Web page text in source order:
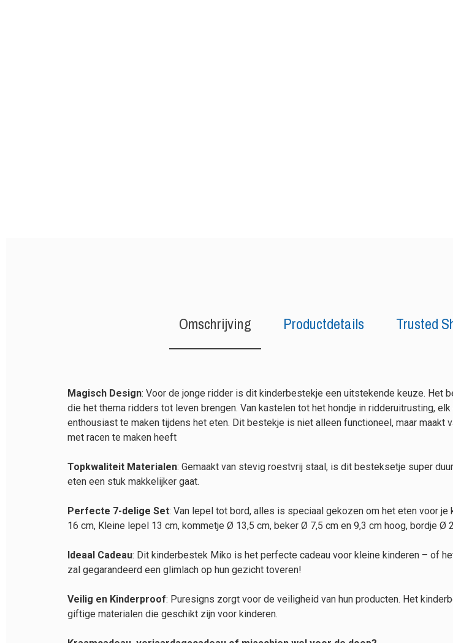
Omschrijving Productdetails Trusted
Magisch Design: Voor de jonge ridder is dit kinderbestekje een uitstekende keuze.
die het thema ridders tot leven brengen. Van kastelen tot het hondje in ridderuitrusting,
enthousiast te maken tijdens het eten. Dit bestekje is niet alleen functioneel, maar
met racen te maken heeft
Topkwaliteit Materialen: Gemaakt van stevig roestvrij staal, is dit besteksetje super
eten een stuk makkelijker gaat.
Perfecte 7-delige Set: Van lepel tot bord, alles is speciaal gekozen om het eten voor
16 cm, Kleine lepel 13 cm, kommetje Ø 13,5 cm, beker Ø 7,5 cm en 9,3 cm hoog, bordje Ø
Ideaal Cadeau: Dit kinderbestek Miko is het perfecte cadeau voor kleine kinderen – of
zal gegarandeerd een glimlach op hun gezicht toveren!
Veilig en Kinderproof: Puresigns zorgt voor de veiligheid van hun producten. Het
giftige materialen die geschikt zijn voor kinderen.